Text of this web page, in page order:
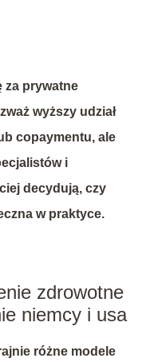
za prywatne
wyższy udział
copaymentu, ale
i
decydują, czy
w praktyce.
zdrowotne
niemcy i usa
różne modele